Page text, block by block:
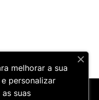
melhorar a sua
personalizar
suas